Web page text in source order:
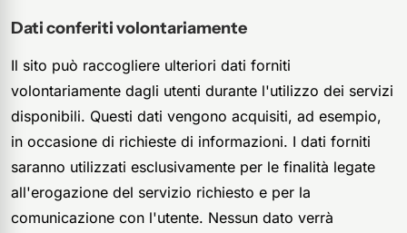
Dati conferiti volontariamente
Il sito può raccogliere ulteriori dati forniti
volontariamente dagli utenti durante l'utilizzo dei servizi
disponibili. Questi dati vengono acquisiti, ad esempio,
in occasione di richieste di informazioni. I dati forniti
saranno utilizzati esclusivamente per le finalità legate
all'erogazione del servizio richiesto e per la
comunicazione con l'utente. Nessun dato verrà